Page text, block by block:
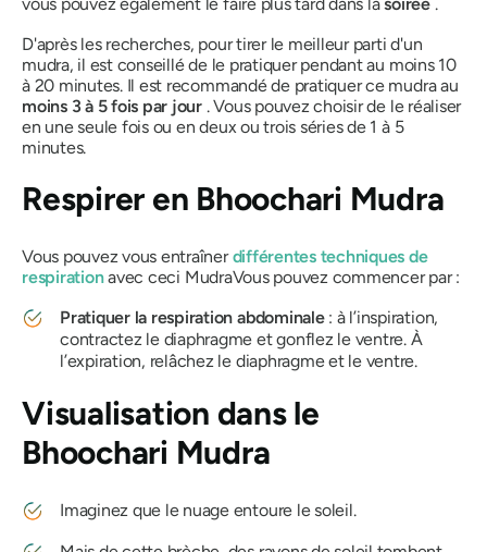
vous pouvez également le faire plus tard dans lasoirée.
D'après les recherches, pour tirer le meilleur parti d'un
mudra, il est conseillé de le pratiquer pendant au moins 10
à 20 minutes. Il est recommandé de pratiquer ce mudra au
moins 3 à 5 fois par jour . Vous pouvez choisir de le réaliser
en une seule fois ou en deux ou trois séries de 1 à 5
minutes.
Respirer en Bhoochari Mudra
Vous pouvez vous entraînerdifférentes techniques de
respirationavec ceci MudraVous pouvez commencer par :
Pratiquer la respiration abdominale: à l’inspiration,
contractez le diaphragme et gonflez le ventre. À
l’expiration, relâchez le diaphragme et le ventre.
Visualisation dansle
Bhoochari Mudra
Imaginez que le nuage entoure le soleil.